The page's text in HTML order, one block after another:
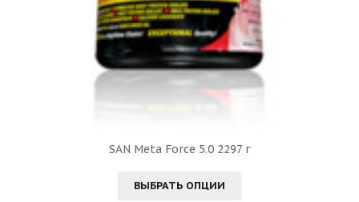
SAN Meta Force 5.0 2297 г
ВЫБРАТЬ ОПЦИИ